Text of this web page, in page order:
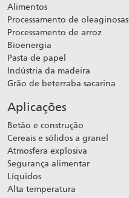
Alimentos
Processamento de oleaginosas
Processamento de arroz
Bioenergia
Pasta de papel
Indústria da madeira
Grão de beterraba sacarina
Aplicações
Betão e construção
Cereais e sólidos a granel
Atmosfera explosiva
Segurança alimentar
Líquidos
Alta temperatura